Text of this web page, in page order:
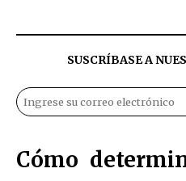
SUSCRÍBASE A
Cómo